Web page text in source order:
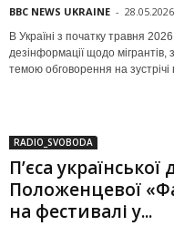
BBC NEWS UKRAINE - 28.05.2026
В Україні з початку травня
дезінформації щодо мігрантів,
темою обговорення на
RADIO_SVOBODA
П’єса
Положенцевої
на фестивалі у...